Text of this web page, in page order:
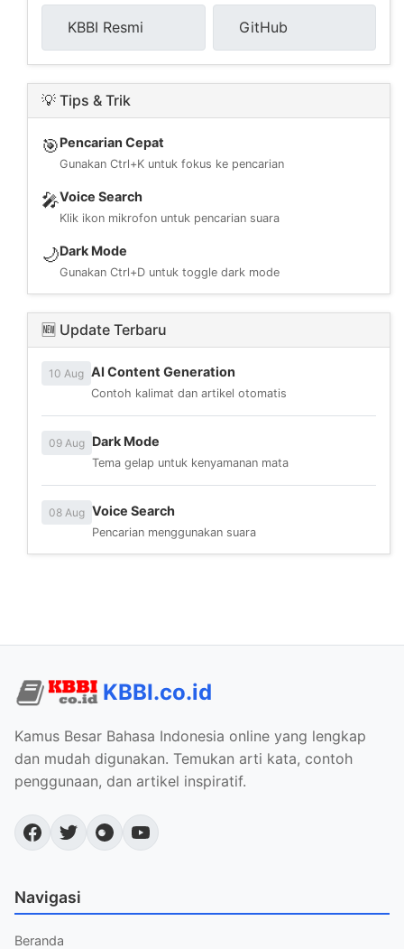
KBBI Resmi GitHub
💡 Tips & Trik
🎯Pencarian Cepat
Gunakan Ctrl+K untuk fokus ke pencarian
🎤Voice Search
Klik ikon mikrofon untuk pencarian suara
🌙Dark Mode
Gunakan Ctrl+D untuk toggle dark mode
🆕 Update Terbaru
10 Aug AI Content Generation
Contoh kalimat dan artikel otomatis
09 Aug Dark Mode
Tema gelap untuk kenyamanan mata
08 Aug Voice Search
Pencarian menggunakan suara
KBBI.co.id
Kamus Besar Bahasa Indonesia online yang lengkap
dan mudah digunakan. Temukan arti kata, contoh
penggunaan, dan artikel inspiratif.
Navigasi
Beranda